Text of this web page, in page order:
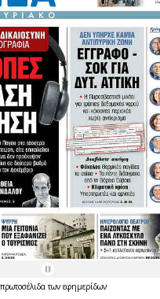
πρωτοσέλιδατων εφημερίδων